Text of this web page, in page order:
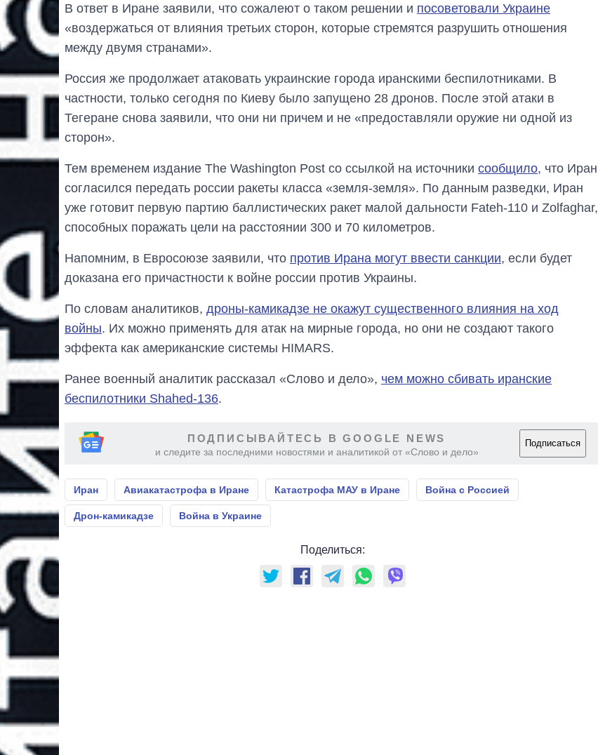
В ответ в Иране заявили, что сожалеют о таком решении и посоветовали Украине
«воздержаться от влияния третьих сторон, которые стремятся разрушить отношения
между двумя странами».
Россия же продолжает атаковать украинские города иранскими беспилотниками. В
частности, только сегодня по Киеву было запущено 28 дронов. После этой атаки в
Тегеране снова заявили, что они ни причем и не «предоставляли оружие ни одной из
сторон».
Тем временем издание The Washington Post со ссылкой на источники сообщило, что Иран
согласился передать россии ракеты класса «земля-земля». По данным разведки, Иран
уже готовит первую партию баллистических ракет малой дальности Fateh-110 и Zolfaghar,
способных поражать цели на расстоянии 300 и 70 километров.
Напомним, в Евросоюзе заявили, что против Ирана могут ввести санкции, если будет
доказана его причастности к войне россии против Украины.
По словам аналитиков, дроны-камикадзе не окажут существенного влияния на ход
войны. Их можно применять для атак на мирные города, но они не создают такого
эффекта как американские системы HIMARS.
Ранее военный аналитик рассказал «Слово и дело», чем можно сбивать иранские
беспилотники Shahed-136.
ПОДПИСЫВАЙТЕСЬ В GOOGLE NEWS
и следите за последними новостями и аналитикой от «Слово и дело»
Подписаться
Иран Авиакатастрофа в Иране Катастрофа МАУ в Иране Война с Россией
Дрон-камикадзе Война в Украине
Поделиться: